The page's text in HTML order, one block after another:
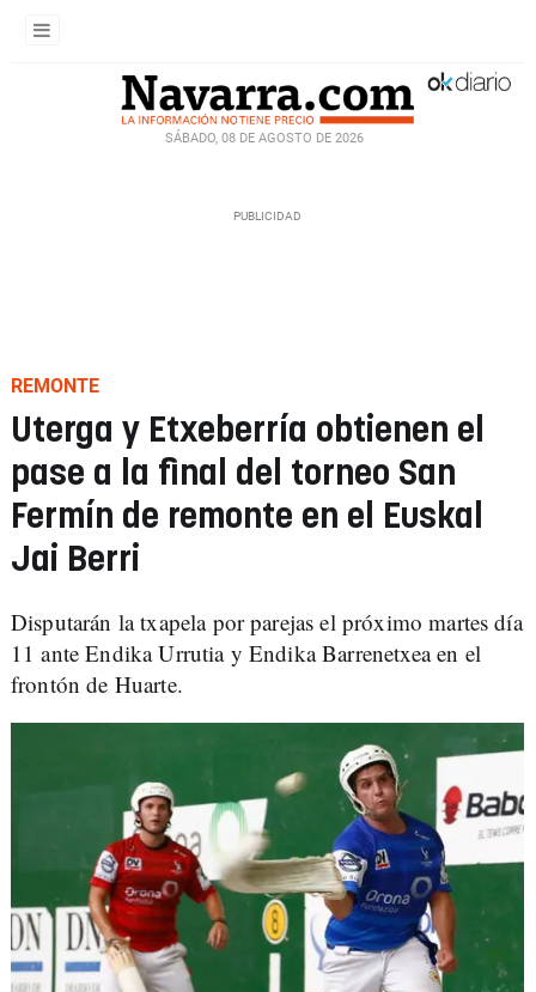
SÁBADO, 08 DE AGOSTO DE 2026
REMONTE
Uterga y Etxeberría obtienen el
pase a la final del torneo San
Fermín de remonte en el Euskal
Jai Berri
Disputarán la txapela por parejas el próximo martes día
11 ante Endika Urrutia y Endika Barrenetxea en el
frontón de Huarte.